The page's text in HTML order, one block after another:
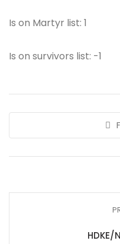
Is on Martyr list: 1
Is on survivors list: -1
HDKE/